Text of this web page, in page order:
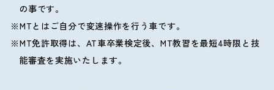
の事です。
MTとはご自分で変速操作を行う車です。
MT免許取得は、AT車卒業検定後、MT教習を最短4時限と技
能審査を実施いたします。